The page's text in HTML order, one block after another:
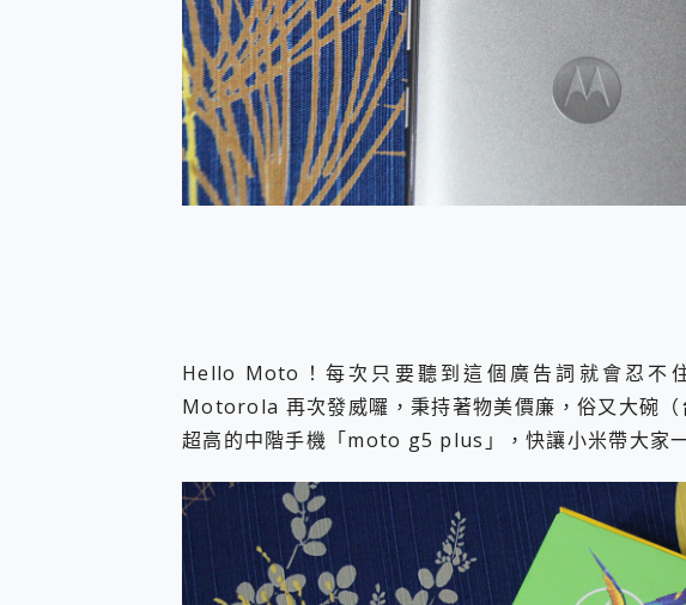
開箱~變身「蜘蛛人」椅子軍師！MSI MPG
iPhone 17 系列 有認證的防護來囉！ imos
DJI Osmo Pocket 3 爽爽帶回家 歡慶
小巧好吸不擋鏡頭 有Qi2認證的 ONPRO
會走動的冷暖氣 SONY REON POCKET
寶可夢飛人外掛iToolab AnyGo全新升級，
百倍變焦實測~ vivo X200 Pro 與 S25 Ultra
超好用的 PLAUD NotePin AI 智慧錄音膠囊
COMPUTEX 2025 來囉！AGI亞奇雷 AI・
自帶線的 有線無線都能充 ONPRO
飛利浦 JS7310 ⚡【電急便｜行動儲能救
是螢幕也是電視! 一機超多用途「MSI微星
iPhone、Apple Watch、AirPods耳機 三個
動靜皆宜「HUAWEI FreeArc」開放式耳掛
好玩好拍 vivo V50 ~ 口袋裡的 Zeiss 潮流
給 MSI Claw 系列電競掌機 最完美的家 MSI
B&O 精品級音響! Home+ 中嘉寬頻
2億 APO蔡司長焦神機降臨~ vivo X200 Pro
EaseUS Vocal Remover 免費線上去聲器一
3 個超值 MHN 飛人工具分享~~ iToolab
Hello Moto！每次只要聽到這個廣告詞就會忍不
Motorola 再次發威囉，秉持著物美價廉，俗又大碗（
超高的中階手機「moto g5 plus」，快讓小米帶大家